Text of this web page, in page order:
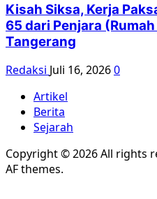
Kisah Siksa, Kerja
65 dari Penjara
Tangerang
Redaksi Juli 16, 20260
Artikel
Berita
Sejarah
Copyright © 2026 All rights
AF themes.